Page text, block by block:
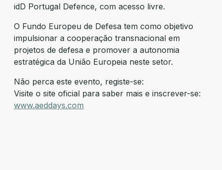
idD Portugal Defence, com acesso livre.
O Fundo Europeu de Defesa tem como objetivo
impulsionar a cooperação transnacional em
projetos de defesa e promover a autonomia
estratégica da União Europeia neste setor.
Não perca este evento, registe-se:
Visite o site oficial para saber mais e inscrever-se:
www.aeddays.com